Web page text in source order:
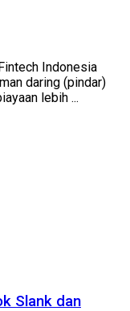
Indonesia
daring (pindar)
lebih ...
Slank dan